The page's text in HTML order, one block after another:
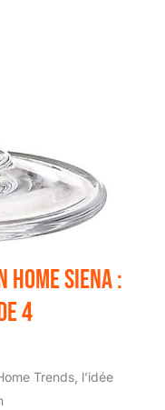
Siena :
4
Trends, l’idée